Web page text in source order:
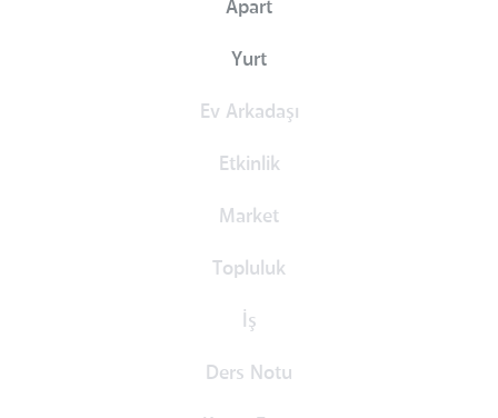
Apart
Yurt
Ev Arkadaşı
Etkinlik
Market
Topluluk
İş
Ders Notu